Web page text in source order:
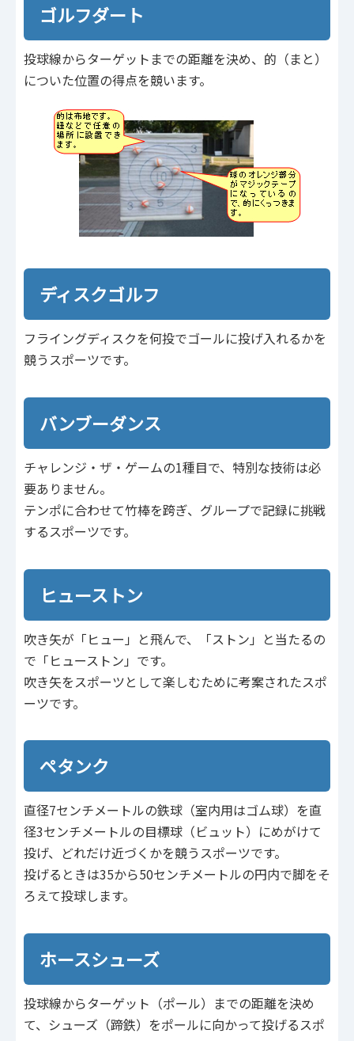
ゴルフダート
投球線からターゲットまでの距離を決め、的（まと）
についた位置の得点を競います。
ディスクゴルフ
フライングディスクを何投でゴールに投げ入れるかを
競うスポーツです。
バンブーダンス
チャレンジ・ザ・ゲームの1種目で、特別な技術は必
要ありません。
テンポに合わせて竹棒を跨ぎ、グループで記録に挑戦
するスポーツです。
ヒューストン
吹き矢が「ヒュー」と飛んで、「ストン」と当たるの
で「ヒューストン」です。
吹き矢をスポーツとして楽しむために考案されたスポ
ーツです。
ペタンク
直径7センチメートルの鉄球（室内用はゴム球）を直
径3センチメートルの目標球（ビュット）にめがけて
投げ、どれだけ近づくかを競うスポーツです。
投げるときは35から50センチメートルの円内で脚をそ
ろえて投球します。
ホースシューズ
投球線からターゲット（ポール）までの距離を決め
て、シューズ（蹄鉄）をポールに向かって投げるスポ